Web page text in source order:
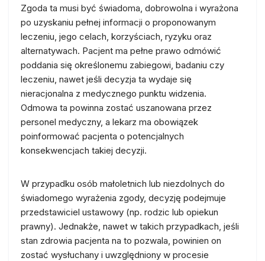
Zgoda ta musi być świadoma, dobrowolna i wyrażona
po uzyskaniu pełnej informacji o proponowanym
leczeniu, jego celach, korzyściach, ryzyku oraz
alternatywach. Pacjent ma pełne prawo odmówić
poddania się określonemu zabiegowi, badaniu czy
leczeniu, nawet jeśli decyzja ta wydaje się
nieracjonalna z medycznego punktu widzenia.
Odmowa ta powinna zostać uszanowana przez
personel medyczny, a lekarz ma obowiązek
poinformować pacjenta o potencjalnych
konsekwencjach takiej decyzji.
W przypadku osób małoletnich lub niezdolnych do
świadomego wyrażenia zgody, decyzję podejmuje
przedstawiciel ustawowy (np. rodzic lub opiekun
prawny). Jednakże, nawet w takich przypadkach, jeśli
stan zdrowia pacjenta na to pozwala, powinien on
zostać wysłuchany i uwzględniony w procesie